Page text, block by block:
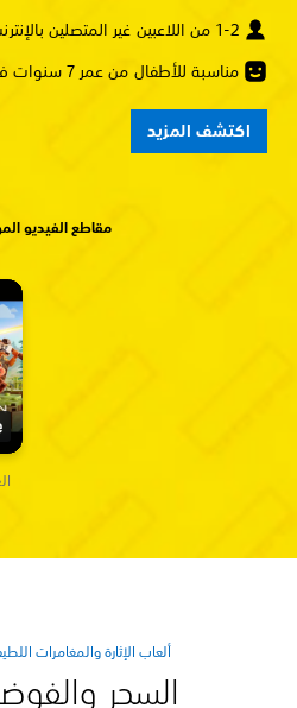
1-2 من اللاعبين غير المتصلين بالإنترنت، أو لاعبان متصلان بالإنترنت
مناسبة للأطفال من عمر 7 سنوات فأكثر
اكتشف المزيد
مقاطع الفيديو
ألعاب الإثارة والمغامرات
السحر